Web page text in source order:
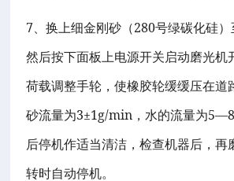
7 、换上细金刚砂（280号绿碳化硅）
然后按下面板上电源开关启动磨光机
荷载调整手轮，使橡胶轮缓缓压在道
砂流量为3±1g/min ，水的流量为
后停机作适当清洁，检查机器后，再
转时自动停机。